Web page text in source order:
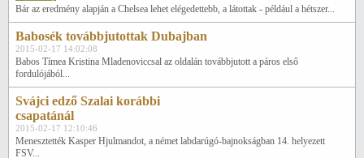
Bár az eredmény alapján a Chelsea lehet elégedettebb, a látottak - például a hétszer...
Babosék továbbjutottak Dubajban
2015-02-17 14:02:08
Babos Tímea Kristina Mladenoviccsal az oldalán továbbjutott a páros első
fordulójából...
Svájci edző Szalai korábbi
csapatánál
2015-02-17 12:10:46
Menesztették Kasper Hjulmandot, a német labdarúgó-bajnokságban 14. helyezett
FSV...